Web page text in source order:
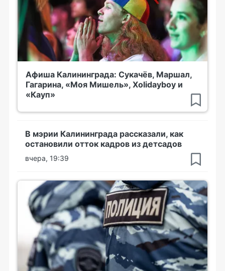
Афиша Калининграда: Сукачёв, Маршал,
Гагарина, «Моя Мишель», Xolidayboy и
«Кауп»
В мэрии Калининграда рассказали, как
остановили отток кадров из детсадов
вчера, 19:39